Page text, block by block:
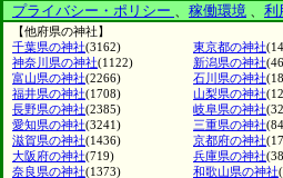
プライバシー・ポリシー 、 稼働環境 、 利
【他府県の神社】
千葉県の神社(3162) 東京都の神社
神奈川県の神社(1122) 新潟県の神社
富山県の神社(2266) 石川県の神社
福井県の神社(1708) 山梨県の神社
長野県の神社(2385) 岐阜県の神社
愛知県の神社(3241) 三重県の神社
滋賀県の神社(1436) 京都府の神社
大阪府の神社(719) 兵庫県の神社
奈良県の神社(1373) 和歌山県の神社